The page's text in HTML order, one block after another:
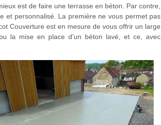
est de faire une terrasse en béton. Par contre,
et personnalisé. La première ne vous permet pas
Couverture est en mesure de vous offrir un large
la mise en place d’un béton lavé, et ce, avec